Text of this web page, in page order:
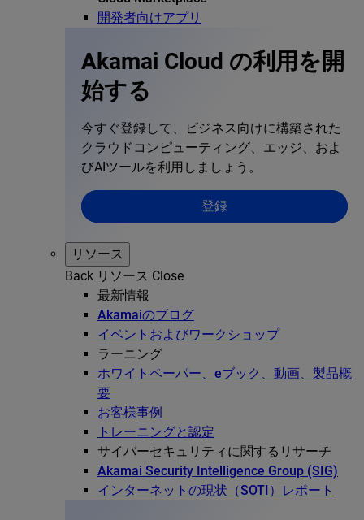
開発者向けアプリ
Akamai Cloud の利用を開
始する
今すぐ登録して、ビジネス向けに構築された
クラウドコンピューティング、エッジ、およ
びAIツールを利用しましょう。
登録
リソース
Back リソース Close
最新情報
Akamaiのブログ
イベントおよびワークショップ
ラーニング
ホワイトペーパー、eブック、動画、製品概
要
お客様事例
トレーニングと認定
サイバーセキュリティに関するリサーチ
Akamai Security Intelligence Group (SIG)
インターネットの現状（SOTI）レポート